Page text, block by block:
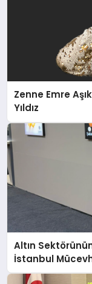
Zenne Emre
Yıldız
Altın
İstanbul